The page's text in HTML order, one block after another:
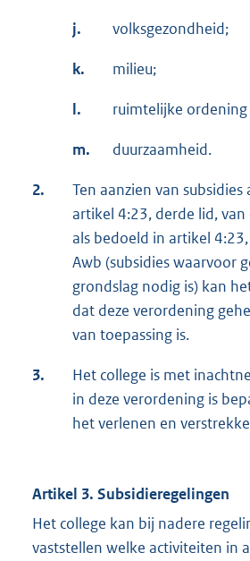
j. volksgezondheid;
k. milieu;
l. ruimtelijke
m. duurzaamheid.
2.
Ten aanzien van subsidies
artikel 4:23, derde lid, van
als bedoeld in artikel
Awb (subsidies waarvoor
grondslag nodig is) kan
dat deze verordening
van toepassing is.
3.
Het college is met
in deze verordening is
het verlenen en
Artikel 3. Subsidieregelingen
Het college kan bij nadere
vaststellen welke activiteiten in